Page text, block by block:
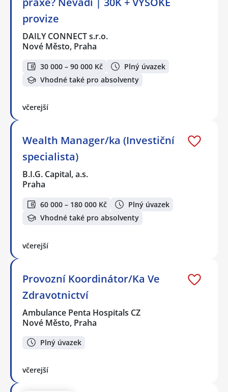
provize
DAILY CONNECT s.r.o.
Nové Město, Praha
30 000 – 90 000 Kč
Plný úvazek
Vhodné také pro absolventy
včerejší
Wealth Manager/ka (Investiční
specialista)
B.I.G. Capital, a.s.
Praha
60 000 – 180 000 Kč
Plný úvazek
Vhodné také pro absolventy
včerejší
Provozní Koordinátor/Ka Ve
Zdravotnictví
Ambulance Penta Hospitals CZ
Nové Město, Praha
Plný úvazek
včerejší